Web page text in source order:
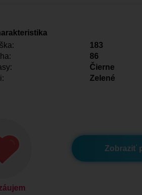
183
86
Čierne
Zelené
Zobraziť